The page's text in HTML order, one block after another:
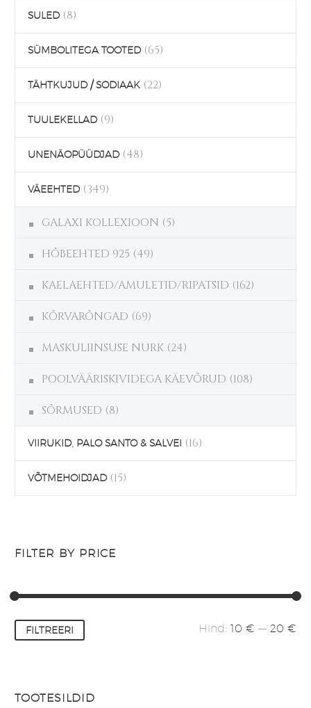
SULED (8)
SÜMBOLITEGA TOOTED (65)
TÄHTKUJUD / SODIAAK (22)
TUULEKELLAD (9)
UNENÄOPÜÜDJAD (48)
VÄEEHTED (349)
GALAXI KOLLEXIOON (5)
HÕBEEHTED 925 (49)
KAELAEHTED/AMULETID/RIPATSID (162)
KÕRVARÕNGAD (69)
MASKULIINSUSE NURK (24)
POOLVÄÄRISKIVIDEGA KÄEVÕRUD (108)
SÕRMUSED (8)
VIIRUKID, PALO SANTO & SALVEI (16)
VÕTMEHOIDJAD (15)
FILTER BY PRICE
Minimaalne
hind
Maksimaalne
hind
FILTREERI Hind: 10 € — 20 €
TOOTESILDID